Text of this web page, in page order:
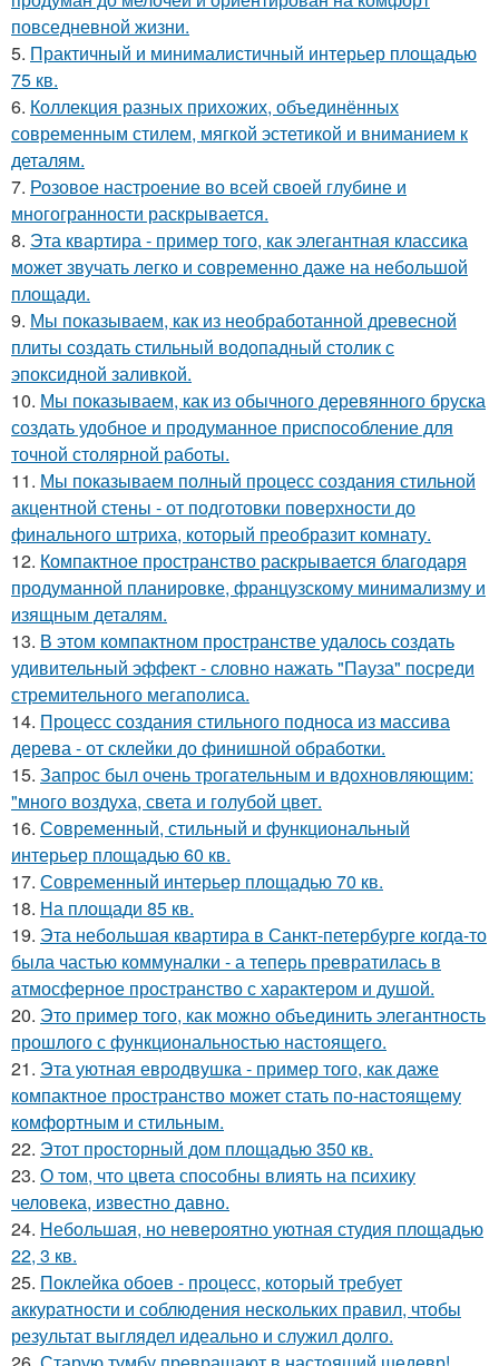
повседневной жизни.
5. Практичный и минималистичный интерьер площадью
75 кв.
6. Коллекция разных прихожих, объединённых
современным стилем, мягкой эстетикой и вниманием к
деталям.
7. Розовое настроение во всей своей глубине и
многогранности раскрывается.
8. Эта квартира - пример того, как элегантная классика
может звучать легко и современно даже на небольшой
площади.
9. Мы показываем, как из необработанной древесной
плиты создать стильный водопадный столик с
эпоксидной заливкой.
10. Мы показываем, как из обычного деревянного бруска
создать удобное и продуманное приспособление для
точной столярной работы.
11. Мы показываем полный процесс создания стильной
акцентной стены - от подготовки поверхности до
финального штриха, который преобразит комнату.
12. Компактное пространство раскрывается благодаря
продуманной планировке, французскому минимализму и
изящным деталям.
13. В этом компактном пространстве удалось создать
удивительный эффект - словно нажать "Пауза" посреди
стремительного мегаполиса.
14. Процесс создания стильного подноса из массива
дерева - от склейки до финишной обработки.
15. Запрос был очень трогательным и вдохновляющим:
"много воздуха, света и голубой цвет.
16. Современный, стильный и функциональный
интерьер площадью 60 кв.
17. Современный интерьер площадью 70 кв.
18. На площади 85 кв.
19. Эта небольшая квартира в Санкт-петербурге когда-то
была частью коммуналки - а теперь превратилась в
атмосферное пространство с характером и душой.
20. Это пример того, как можно объединить элегантность
прошлого с функциональностью настоящего.
21. Эта уютная евродвушка - пример того, как даже
компактное пространство может стать по-настоящему
комфортным и стильным.
22. Этот просторный дом площадью 350 кв.
23. О том, что цвета способны влиять на психику
человека, известно давно.
24. Небольшая, но невероятно уютная студия площадью
22, 3 кв.
25. Поклейка обоев - процесс, который требует
аккуратности и соблюдения нескольких правил, чтобы
результат выглядел идеально и служил долго.